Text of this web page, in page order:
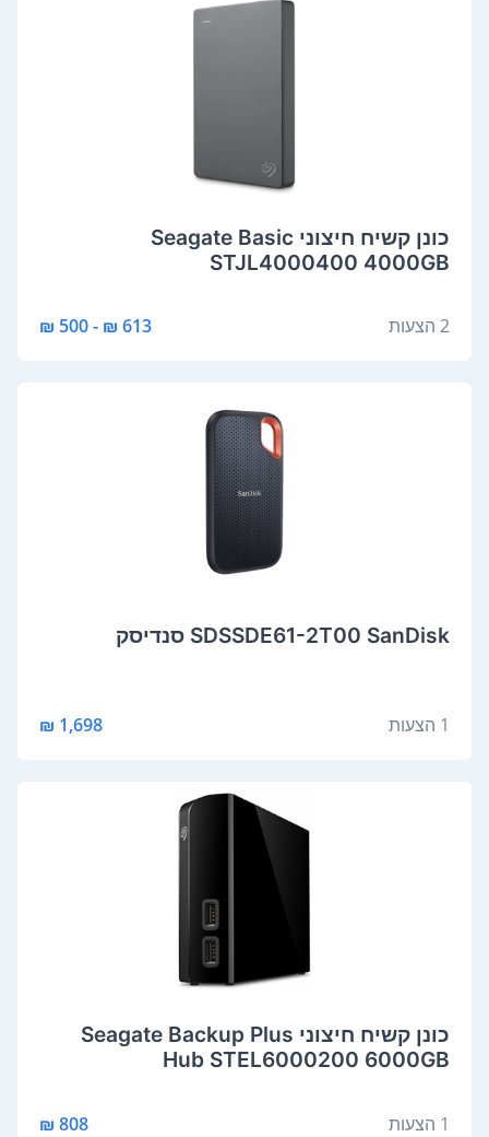
‏כונן קשיח ‏חיצוני Seagate Basic
STJL4000400 4000GB
2 הצעות 613 ₪ - 500 ₪
SDSSDE61-2T00 SanDisk סנדיסק
1 הצעות 1,698 ₪
‏כונן קשיח ‏חיצוני Seagate Backup Plus
Hub STEL6000200 6000GB
1 הצעות 808 ₪